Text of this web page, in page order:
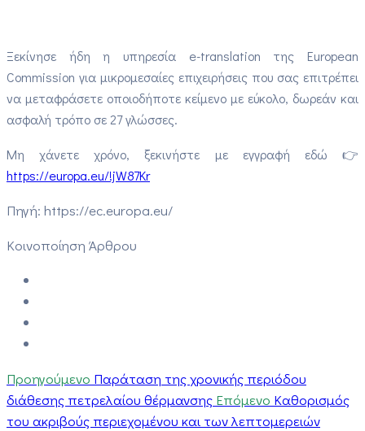
Ξεκίνησε ήδη η υπηρεσία e-translation της European
Commission για μικρομεσαίες επιχειρήσεις που σας επιτρέπει
να μεταφράσετε οποιοδήποτε κείμενο με εύκολο, δωρεάν και
ασφαλή τρόπο σε 27 γλώσσες.
Μη χάνετε χρόνο, ξεκινήστε με εγγραφή εδώ 👉
https://europa.eu/!jW87Kr
Πηγή: https://ec.europa.eu/
Κοινοποίηση Άρθρου
Προηγούμενο Παράταση της χρονικής περιόδου
διάθεσης πετρελαίου θέρμανσης Επόμενο Καθορισμός
του ακριβούς περιεχομένου και των λεπτομερειών